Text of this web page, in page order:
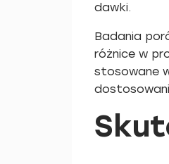
dawki.
Badania
różnice w
stosowane